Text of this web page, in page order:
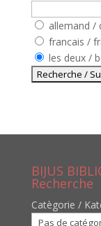
allemand /
francais /
les deux /
BIJUS
Recherche
Catègorie /